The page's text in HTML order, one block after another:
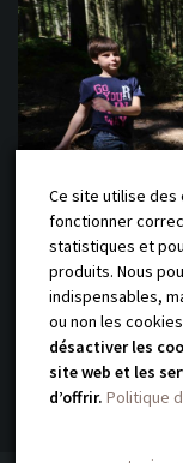
@yauque-
par l’agenceTalacom/
Ce site utilise
fonctionner
statistiques et
produits. Nous
indispensables,
ou non les
désactiver les
site web et les
d’offrir. Politique